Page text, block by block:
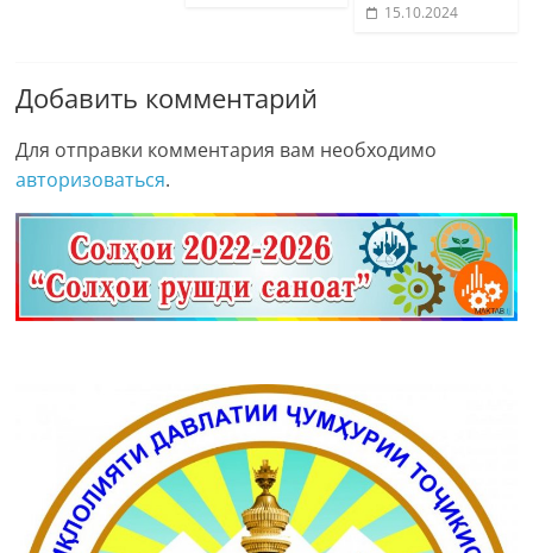
15.10.2024
Добавить комментарий
Для отправки комментария вам необходимо
авторизоваться.